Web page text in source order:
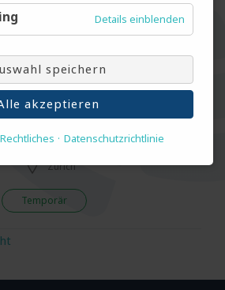
EFZ (m/w/d)
Temp & Fest
(m/w/d)
Zürich
Temporär
Details einblenden
speichern
akzeptieren
Datenschutzrichtlinie